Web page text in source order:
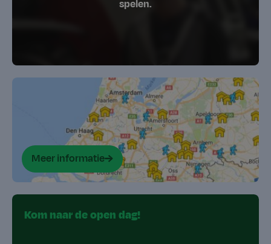
Meer informatie
Kom naar de open dag!